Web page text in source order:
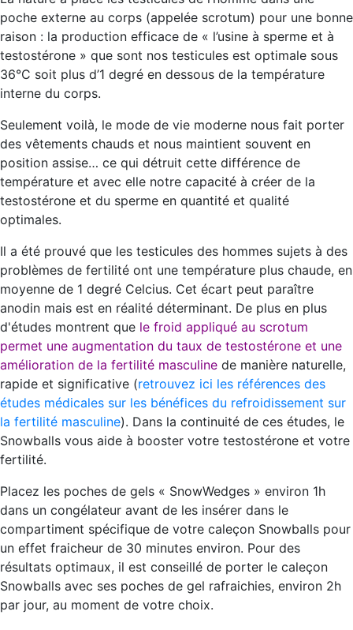
poche externe au corps (appelée scrotum) pour une bonne
raison : la production efficace de « l’usine à sperme et à
testostérone » que sont nos testicules est optimale sous
36°C soit plus d’1 degré en dessous de la température
interne du corps.
Seulement voilà, le mode de vie moderne nous fait porter
des vêtements chauds et nous maintient souvent en
position assise… ce qui détruit cette différence de
température et avec elle notre capacité à créer de la
testostérone et du sperme en quantité et qualité
optimales.
Il a été prouvé que les testicules des hommes sujets à des
problèmes de fertilité ont une température plus chaude, en
moyenne de 1 degré Celcius. Cet écart peut paraître
anodin mais est en réalité déterminant. De plus en plus
d'études montrent que le froid appliqué au scrotum
permet une augmentation du taux de testostérone et une
amélioration de la fertilité masculine de manière naturelle,
rapide et significative (retrouvez ici les références des
études médicales sur les bénéfices du refroidissement sur
la fertilité masculine). Dans la continuité de ces études, le
Snowballs vous aide à booster votre testostérone et votre
fertilité.
Placez les poches de gels « SnowWedges » environ 1h
dans un congélateur avant de les insérer dans le
compartiment spécifique de votre caleçon Snowballs pour
un effet fraicheur de 30 minutes environ. Pour des
résultats optimaux, il est conseillé de porter le caleçon
Snowballs avec ses poches de gel rafraichies, environ 2h
par jour, au moment de votre choix.